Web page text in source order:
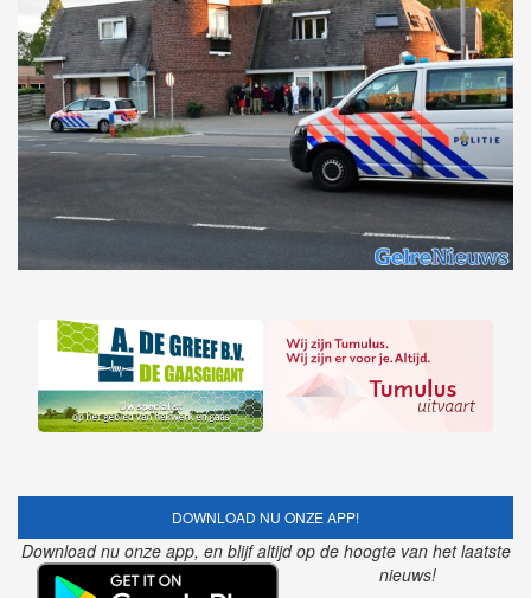
DOWNLOAD NU ONZE APP!
Download nu onze app, en blijf altijd op de hoogte van het laatste
nieuws!